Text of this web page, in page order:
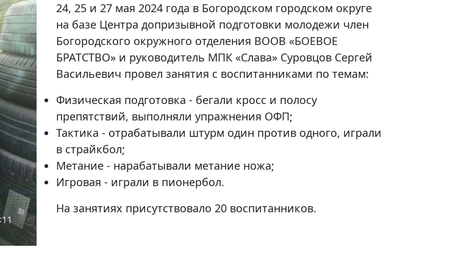
24, 25 и 27 мая 2024 года в Богородском городском округе
на базе Центра допризывной подготовки молодежи член
Богородского окружного отделения ВООВ «БОЕВОЕ
БРАТСТВО» и руководитель МПК «Слава» Суровцов Сергей
Васильевич провел занятия с воспитанниками по темам:
Физическая подготовка - бегали кросс и полосу
препятствий, выполняли упражнения ОФП;
Тактика - отрабатывали штурм один против одного, играли
в страйкбол;
Метание - нарабатывали метание ножа;
Игровая - играли в пионербол.
На занятиях присутствовало 20 воспитанников.